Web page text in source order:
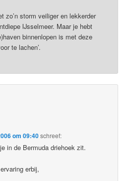
zo’n storm veiliger en lekkerder
IJsselmeer. Maar je hebt
binnenlopen is met deze
te lachen’.
om 09:40schreef:
in de Bermuda driehoek zit.
erbij,